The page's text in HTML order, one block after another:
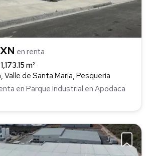
en renta
1,173.15 m²
Valle de Santa María, Pesquería
en Parque Industrial en Apodaca